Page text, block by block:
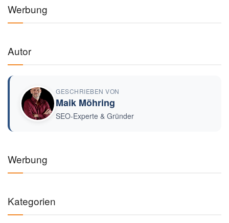
Werbung
Autor
GESCHRIEBEN VON
Maik Möhring
SEO-Experte & Gründer
Werbung
Kategorien